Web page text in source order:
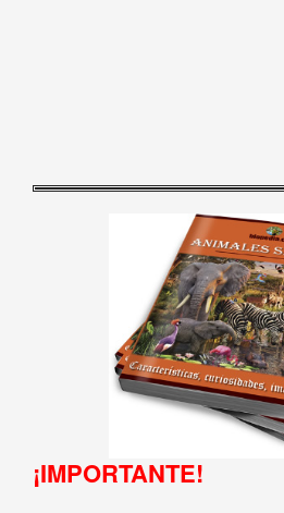
¡IMPORTANTE!